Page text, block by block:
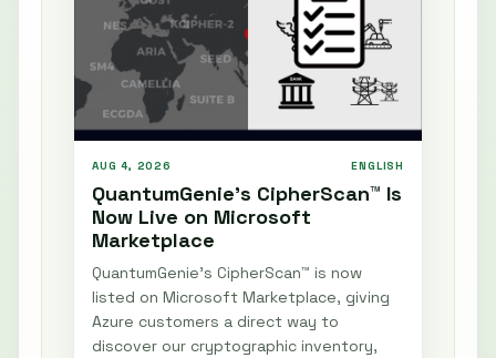
AUG 4, 2026 ENGLISH
QuantumGenie’s CipherScan™ Is
Now Live on Microsoft
Marketplace
QuantumGenie’s CipherScan™ is now
listed on Microsoft Marketplace, giving
Azure customers a direct way to
discover our cryptographic inventory,